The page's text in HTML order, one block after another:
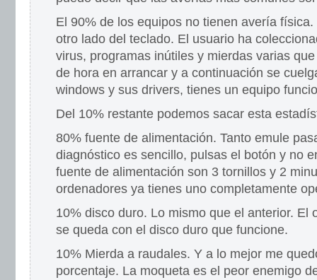
El 90% de los equipos no tienen avería
otro lado del teclado. El usuario ha
virus, programas inútiles y mierdas varias
de hora en arrancar y a continuación se
windows y sus drivers, tienes un equipo
Del 10% restante podemos sacar esta
80% fuente de alimentación. Tanto emule
diagnóstico es sencillo, pulsas el botón y no
fuente de alimentación son 3 tornillos y 2
ordenadores ya tienes uno completamente
10% disco duro. Lo mismo que el anterior. El
se queda con el disco duro que funcione.
10% Mierda a raudales. Y a lo mejor me
porcentaje. La moqueta es el peor enemigo